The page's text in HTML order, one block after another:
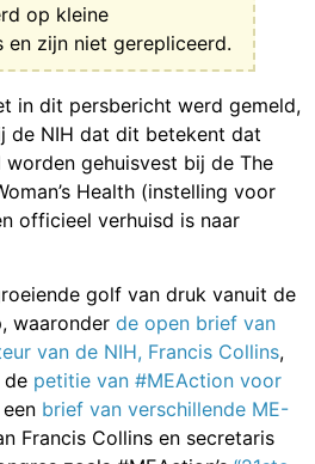
op kleine
en zijn niet gerepliceerd.
in dit persbericht werd gemeld,
de NIH dat dit betekent dat
worden gehuisvest bij de The
Health (instelling voor
officieel verhuisd is naar
golf van druk vanuit de
waaronder de open brief van
van de NIH, Francis Collins,
de petitie van #MEAction voor
een brief van verschillende ME-
Francis Collins en secretaris